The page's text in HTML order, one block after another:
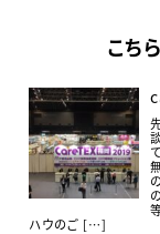
こち
ハウのご […]